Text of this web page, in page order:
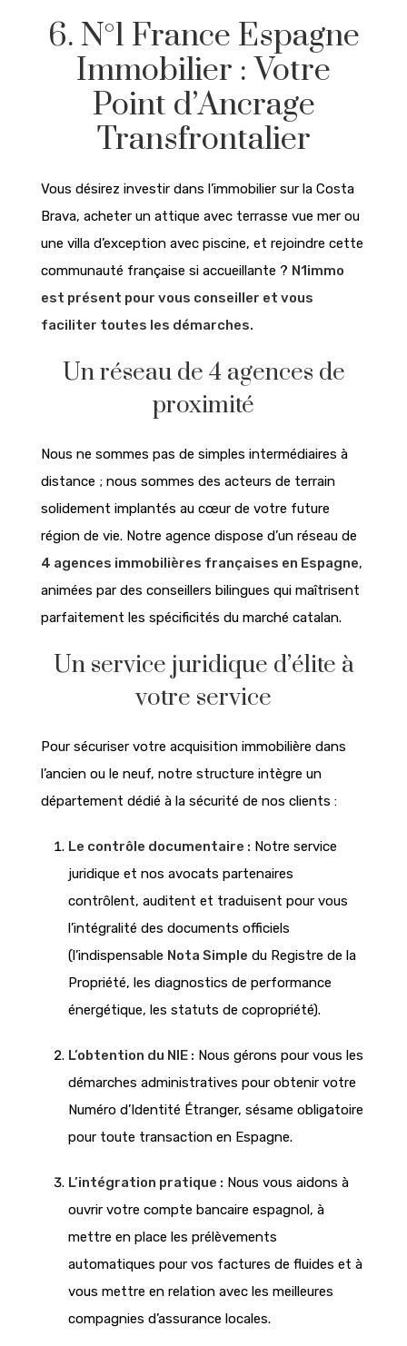
6. N°1 France Espagne
Immobilier : Votre
Point d’Ancrage
Transfrontalier
Vous désirez investir dans l’immobilier sur la Costa
Brava, acheter un attique avec terrasse vue mer ou
une villa d’exception avec piscine, et rejoindre cette
communauté française si accueillante ? N1immo
est présent pour vous conseiller et vous
faciliter toutes les démarches.
Un réseau de 4 agences de
proximité
Nous ne sommes pas de simples intermédiaires à
distance ; nous sommes des acteurs de terrain
solidement implantés au cœur de votre future
région de vie. Notre agence dispose d’un réseau de
4 agences immobilières françaises en Espagne,
animées par des conseillers bilingues qui maîtrisent
parfaitement les spécificités du marché catalan.
Un service juridique d’élite à
votre service
Pour sécuriser votre acquisition immobilière dans
l’ancien ou le neuf, notre structure intègre un
département dédié à la sécurité de nos clients :
Le contrôle documentaire : Notre service
juridique et nos avocats partenaires
contrôlent, auditent et traduisent pour vous
l’intégralité des documents officiels
(l’indispensable Nota Simple du Registre de la
Propriété, les diagnostics de performance
énergétique, les statuts de copropriété).
L’obtention du NIE : Nous gérons pour vous les
démarches administratives pour obtenir votre
Numéro d’Identité Étranger, sésame obligatoire
pour toute transaction en Espagne.
L’intégration pratique : Nous vous aidons à
ouvrir votre compte bancaire espagnol, à
mettre en place les prélèvements
automatiques pour vos factures de fluides et à
vous mettre en relation avec les meilleures
compagnies d’assurance locales.